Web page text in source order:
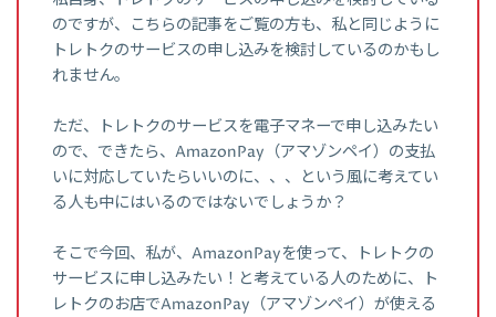
のですが、こちらの記事をご覧の方も、私と同じように
トレトクのサービスの申し込みを検討しているのかもし
れません。
ただ、トレトクのサービスを電子マネーで申し込みたい
ので、できたら、AmazonPay（アマゾンペイ）の支払
いに対応していたらいいのに、、、という風に考えてい
る人も中にはいるのではないでしょうか？
そこで今回、私が、AmazonPayを使って、トレトクの
サービスに申し込みたい！と考えている人のために、ト
レトクのお店でAmazonPay（アマゾンペイ）が使える